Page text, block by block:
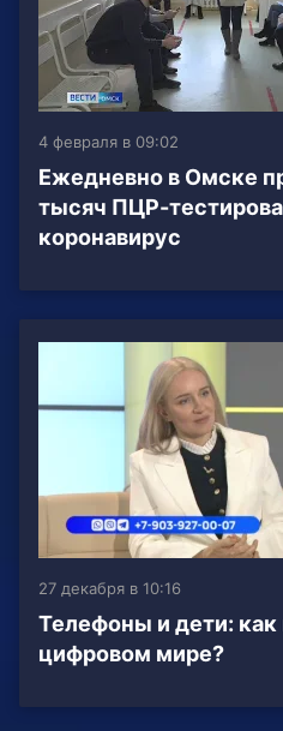
4 февраля в 09:02
Ежедневно в Омске
тысяч ПЦР-
коронавирус
27 декабря в 10:16
Телефоны и дети: как
цифровом мире?